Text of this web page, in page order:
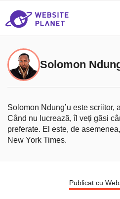
Solomon
Solomon Ndung’u este scriitor,
Când nu lucrează, îl veți găsi
preferate. El este, de
New York Times.
Publicat cu